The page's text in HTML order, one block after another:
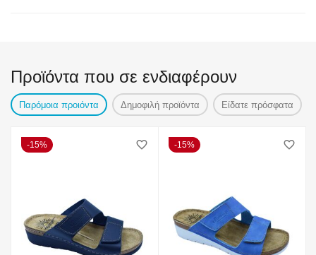
Προϊόντα που σε ενδιαφέρουν
Παρόμοια προιόντα Δημοφιλή προϊόντα Είδατε πρόσφατα
15% 15%